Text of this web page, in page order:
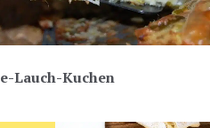
Lauch-Kuchen